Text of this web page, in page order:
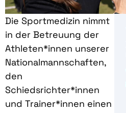
Die Sportmedizin nimmt
in der Betreuung der
Athleten*innen unserer
Nationalmannschaften,
den
Schiedsrichter*innen
und Trainer*innen einen